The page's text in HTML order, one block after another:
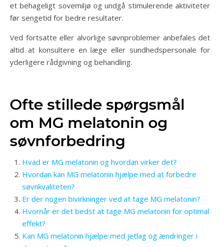
et behageligt sovemiljø og undgå stimulerende aktiviteter
før sengetid for bedre resultater.
Ved fortsatte eller alvorlige søvnproblemer anbefales det
altid at konsultere en læge eller sundhedspersonale for
yderligere rådgivning og behandling.
Ofte stillede spørgsmål
om MG melatonin og
søvnforbedring
Hvad er MG melatonin og hvordan virker det?
Hvordan kan MG melatonin hjælpe med at forbedre
søvnkvaliteten?
Er der nogen bivirkninger ved at tage MG melatonin?
Hvornår er det bedst at tage MG melatonin for optimal
effekt?
Kan MG melatonin hjælpe med jetlag og ændringer i